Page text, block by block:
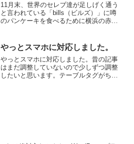
11月末、世界のセレブ達が足しげく通う
と言われている「bills（ビルズ）」に噂
のパンケーキを食べるために横浜の赤レ
なら最高のシチュエーション...あの頃は
楽しかった...
やっとスマホに対応しました。
やっとスマホに対応しました。昔の記事
はまだ調整していないので少しずつ調整
したいと思います。テーブルタグがちょ